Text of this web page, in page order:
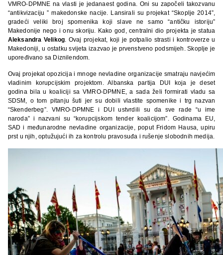
VMRO-DPMNE na vlasti je jedanaest godina. Oni su započeli takozvanu
“antikvizaciju ” makedonske nacije. Lansirali su projekat “Skoplje 2014”,
gradeći veliki broj spomenika koji slave ne samo “antičku istoriju”
Makedonije nego i onu skoriju. Kako god, centralni dio projekta je statua
Aleksandra Velikog . Ovaj projekat, koji je potpalio strasti i kontroverze u
Makedoniji, u ostatku svijeta izazvao je prvenstveno podsmijeh. Skoplje je
upoređivano sa Diznilendom.
Ovaj projekat opozicija i mnoge nevladine organizacije smatraju navjećim
vladinim korupcijskim projektom. Albanska partija DUI koja je deset
godina bila u koaliciji sa VMRO-DPMNE, a sada želi formirati vladu sa
SDSM, o tom pitanju šuti jer su dobili vlastite spomenike i trg nazvan
“Skenderbeg”. VMRO-DPMNE i DUI ustvrdili su da sve rade “u ime
naroda” i nazvani su “korupcijskom tender koalicijom”. Godinama EU,
SAD i međunarodne nevladine organizacije, poput Fridom Hausa, upiru
prst u njih, optužujući ih za kontrolu pravosuđa i rušenje slobodnih medija.